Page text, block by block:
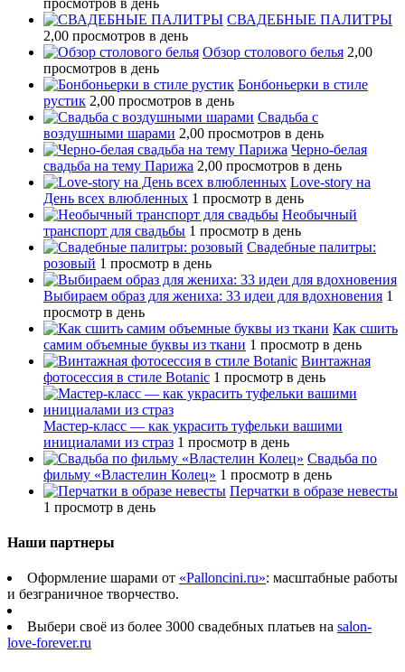
СВАДЕБНЫЕ ПАЛИТРЫ
2,00 просмотров в день
Обзор столового белья 2,00
просмотров в день
Бонбоньерки в стиле
рустик 2,00 просмотров в день
Свадьба с
воздушными шарами 2,00 просмотров в день
Черно-белая
свадьба на тему Парижа 2,00 просмотров в день
Love-story на
День всех влюбленных 1 просмотр в день
Необычный
транспорт для свадьбы 1 просмотр в день
Свадебные палитры:
розовый 1 просмотр в день
Выбираем образ для жениха: 33 идеи для вдохновения 1
просмотр в день
Как сшить
самим объемные буквы из ткани 1 просмотр в день
Винтажная
фотосессия в стиле Botanic 1 просмотр в день
Мастер-класс — как украсить туфельки вашими
инициалами из страз 1 просмотр в день
Свадьба по
фильму «Властелин Колец» 1 просмотр в день
Перчатки в образе невесты
1 просмотр в день
Наши партнеры
Оформление шарами от «Palloncini.ru»: масштабные работы
и безграничное творчество.
Выбери своё из более 3000 свадебных платьев на salon-
love-forever.ru